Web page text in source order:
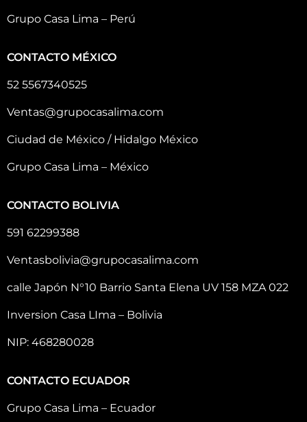
Grupo Casa Lima – Perú
CONTACTO MÉXICO
52 5567340525
Ventas@grupocasalima.com
Ciudad de México / Hidalgo México
Grupo Casa Lima – México
CONTACTO BOLIVIA
591 62299388
Ventasbolivia@grupocasalima.com
calle Japón N°10 Barrio Santa Elena UV 158 MZA 022
Inversion Casa LIma – Bolivia
NIP: 468280028
CONTACTO ECUADOR
Grupo Casa Lima – Ecuador